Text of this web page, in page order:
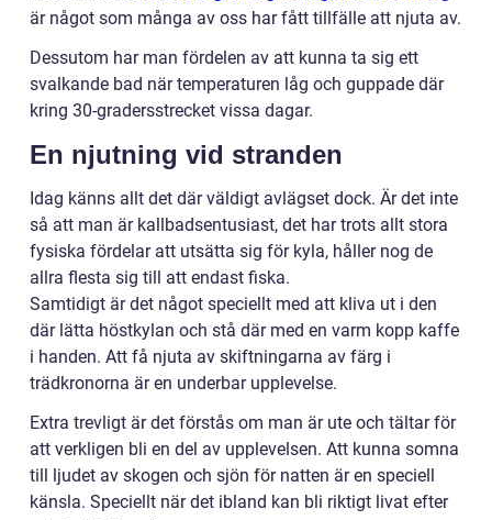
är något som många av oss har fått tillfälle att njuta av.
Dessutom har man fördelen av att kunna ta sig ett
svalkande bad när temperaturen låg och guppade där
kring 30-gradersstrecket vissa dagar.
En njutning vid stranden
Idag känns allt det där väldigt avlägset dock. Är det inte
så att man är kallbadsentusiast, det har trots allt stora
fysiska fördelar att utsätta sig för kyla, håller nog de
allra flesta sig till att endast fiska.
Samtidigt är det något speciellt med att kliva ut i den
där lätta höstkylan och stå där med en varm kopp kaffe
i handen. Att få njuta av skiftningarna av färg i
trädkronorna är en underbar upplevelse.
Extra trevligt är det förstås om man är ute och tältar för
att verkligen bli en del av upplevelsen. Att kunna somna
till ljudet av skogen och sjön för natten är en speciell
känsla. Speciellt när det ibland kan bli riktigt livat efter